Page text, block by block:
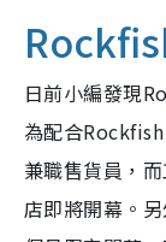
日前小編發現
為配合
兼職售貨員，
店即將開幕。